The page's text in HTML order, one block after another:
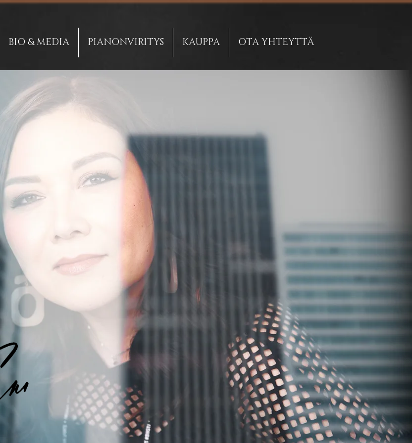
BIO & MEDIA PIANONVIRITYS KAUPPA OTA YHTEYTTÄ